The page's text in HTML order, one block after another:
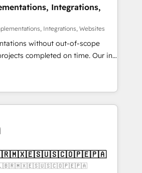
HubSpot without data loss or
to drive revenue efficiency. 🔹
HubSpot with your tech stack
Build
27001 certified, reinforcing
data security and compliance. At
Integrations,
Integrations, Websites
without out-of-scope
completed on time. Our in-
CRM architects, experts,
and marketers handles all
clients ✨
from 15+ different CRMs
5,000+ pages ✨ CS: Clients
& +751% new visitors for a
project ✨ CS: 415% conversion
🇨🇱🇧🇷🇲🇽🇪🇸🇺🇸🇨🇴🇵🇪🇵🇦